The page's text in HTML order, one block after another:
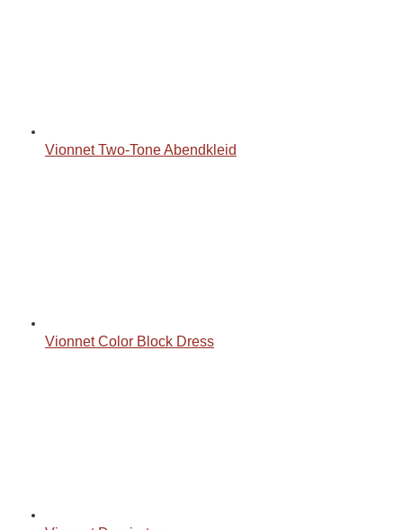
Vionnet Two-Tone Abendkleid
Vionnet Color Block Dress